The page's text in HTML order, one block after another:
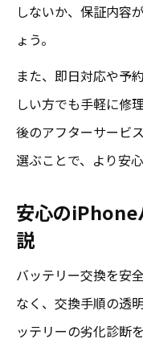
しないか、保証内容
ょう。
また、即日対応や予
しい方でも手軽に修
後のアフターサービ
選ぶことで、より安
安心のiPhone
説
バッテリー交換を安
なく、交換手順の透
ッテリーの劣化診断